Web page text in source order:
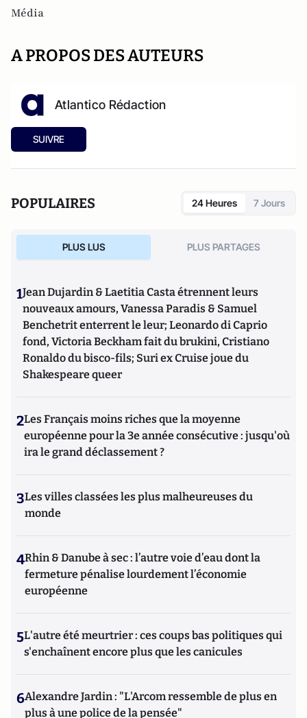
Média
A PROPOS DES AUTEURS
Atlantico Rédaction
SUIVRE
POPULAIRES 24 Heures 7 Jours
PLUS LUS PLUS PARTAGES
1Jean Dujardin & Laetitia Casta étrennent leurs
nouveaux amours, Vanessa Paradis & Samuel
Benchetrit enterrent le leur; Leonardo di Caprio
fond, Victoria Beckham fait du brukini, Cristiano
Ronaldo du bisco-fils; Suri ex Cruise joue du
Shakespeare queer
2Les Français moins riches que la moyenne
européenne pour la 3e année consécutive : jusqu'où
ira le grand déclassement ?
3Les villes classées les plus malheureuses du
monde
4Rhin & Danube à sec : l’autre voie d’eau dont la
fermeture pénalise lourdement l’économie
européenne
5L'autre été meurtrier : ces coups bas politiques qui
s'enchaînent encore plus que les canicules
6Alexandre Jardin : "L'Arcom ressemble de plus en
plus à une police de la pensée"